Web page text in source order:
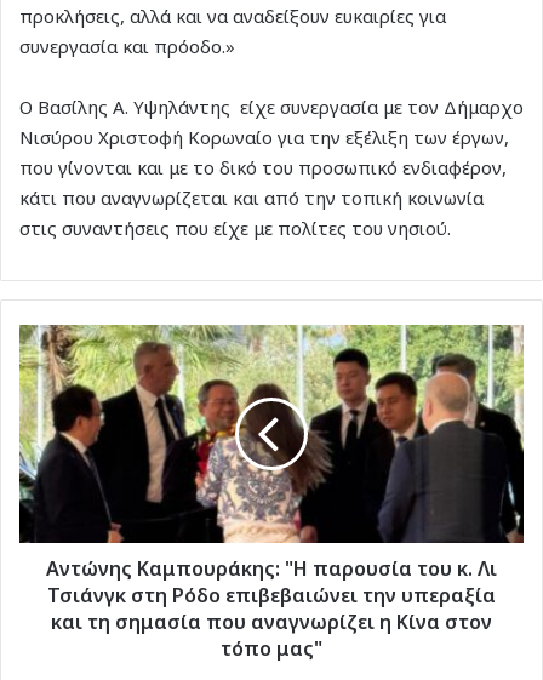
προκλήσεις, αλλά και να αναδείξουν ευκαιρίες για
συνεργασία και πρόοδο.»
Ο Βασίλης Α. Υψηλάντης είχε συνεργασία με τον Δήμαρχο
Νισύρου Χριστοφή Κορωναίο για την εξέλιξη των έργων,
που γίνονται και με το δικό του προσωπικό ενδιαφέρον,
κάτι που αναγνωρίζεται και από την τοπική κοινωνία
στις συναντήσεις που είχε με πολίτες του νησιού.
Αντώνης
Καμπουράκης:
"Η
παρουσία
του
κ.
Λι
Τσιάνγκ
στη
Ρόδο
επιβεβαιώνει
Αντώνης Καμπουράκης: "Η παρουσία του κ. Λι
Τσιάνγκ στη Ρόδο επιβεβαιώνει την υπεραξία
και τη σημασία που αναγνωρίζει η Κίνα στον
τόπο μας"